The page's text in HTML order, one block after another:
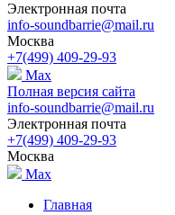
Электронная почта
info-soundbarrie@mail.ru
Москва
+7(499) 409-29-93
Max
Полная версия сайта
info-soundbarrie@mail.ru
Электронная почта
+7(499) 409-29-93
Москва
Max
Главная